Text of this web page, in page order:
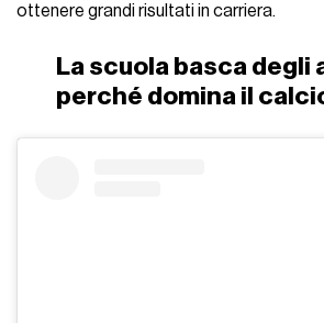
ottenere grandi risultati in carriera.
La scuola basca degli
perché domina il